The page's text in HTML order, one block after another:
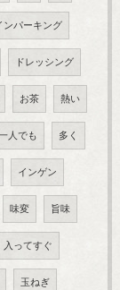
ンパーキング
ドレッシング
お茶 熱い
人でも 多く
インゲン
味変 旨味
入ってすぐ
玉ねぎ